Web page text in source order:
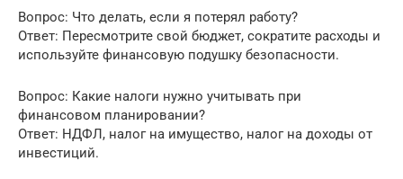
Вопрос: Что делать, если я потерял работу?
Ответ: Пересмотрите свой бюджет, сократите расходы и
используйте финансовую подушку безопасности.
Вопрос: Какие налоги нужно учитывать при
финансовом планировании?
Ответ: НДФЛ, налог на имущество, налог на доходы от
инвестиций.